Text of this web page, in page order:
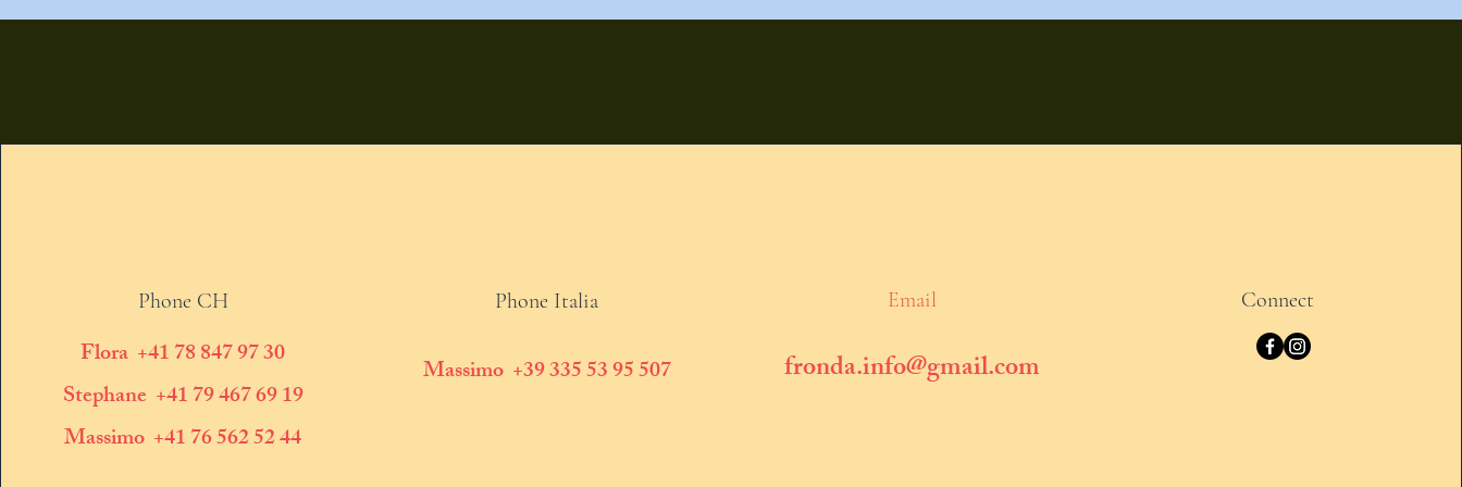
Phone CH
Flora +41 78 847 97 30
Stephane +41 79 467 69 19
Massimo +41 76 562 52 44
Phone Italia
Massimo +39 335 53 95 507
Email
fronda.info@gmail.com
Connect